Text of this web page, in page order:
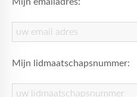
Mijn lidmaatschapsnummer: